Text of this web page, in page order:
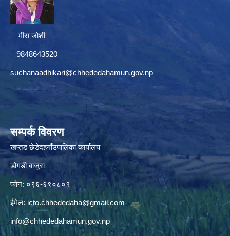
मीरा जोशी
9848643520
suchanaadhikari@chhededahamun.gov.np
सम्पर्क विवरण
खप्तड छेडेदहगाँउपालिका कार्यालय
डोगडी बाजुरा
फोन: ०९६-६९०८०१
ईमेल: icto.chhededaha@gmail.com
info@chhededahamun.gov.np